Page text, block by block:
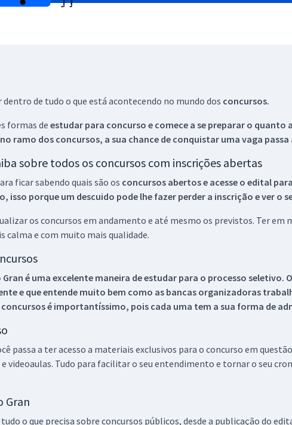
dentro de tudo o que está acontecendo no mundo dos concursos.
formas deestudar para concurso e comece a se preparar o
ramo dos concursos, a sua chance de conquistar uma vaga passa
sobre todos os concursos com inscrições abertas
ficar sabendo quais são os concursos abertos e acesse o edital
isso porque um descuido pode lhe fazer perder a inscrição e ver o
os concursos em andamento e até mesmo os previstos. Ter em
calma e com muito mais qualidade.
é uma excelente maneira de estudar para o processo
e que entende muito bem como as bancas organizadoras
é importantíssimo, pois cada uma tem a sua forma de
passa a ter acesso a materiais exclusivos para o concurso em
videoaulas. Tudo para facilitar o seu entendimento e tornar o seu
Gran
o que precisa sobre concursos públicos, desde a publicação do